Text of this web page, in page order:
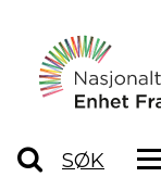
SØK